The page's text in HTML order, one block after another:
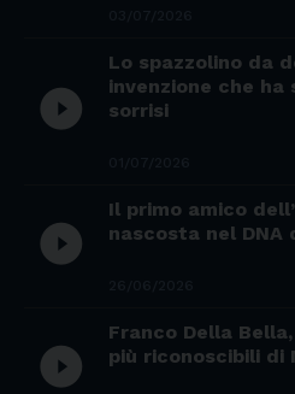
play_circle_filled
Lo spazzolino da
invenzione che
sorrisi
play_circle_filled
Il primo amico
nascosta nel DNA
play_circle_filled
Franco Della
più riconoscibili di